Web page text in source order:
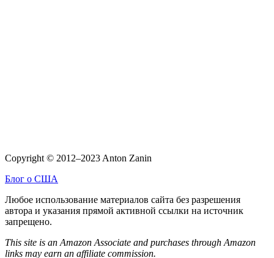
Copyright © 2012–2023 Anton Zanin
Блог о США
Любое использование материалов сайта без разрешения
автора и указания прямой активной ссылки на источник
запрещено.
This site is an Amazon Associate and purchases through Amazon
links may earn an affiliate commission.